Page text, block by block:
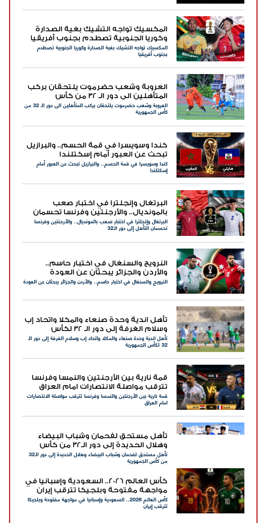
المكسيك تواجه التشيك بغية الصدارة
وكوريا الجنوبية تصطدم بجنوب أفريقيا
المكسيك تواجه التشيك بغية الصدارة وكوريا الجنوبية تصطدم
بجنوب أفريقيا
العروبة وشعب حضرموت يلتحقان بركب
المتأهلين الى دور الـ 32 من كأس
الجمهورية
العروبة وشعب حضرموت يلتحقان بركب المتأهلين الى دور الـ 32 من
كأس الجمهورية
كندا وسويسرا في قمة الحسم.. والبرازيل
تبحث عن العبور أمام إسكتلندا
كندا وسويسرا في قمة الحسم.. والبرازيل تبحث عن العبور أمام
إسكتلندا
البرتغال وإنجلترا في اختبار صعب
بالمونديال.. والأرجنتين وفرنسا تحسمان
التأهل إلى دور الـ32
البرتغال وإنجلترا في اختبار صعب بالمونديال.. والأرجنتين وفرنسا
تحسمان التأهل إلى دور الـ32
النرويج والسنغال في اختبار حاسم..
والأردن والجزائر يبحثان عن العودة
النرويج والسنغال في اختبار حاسم.. والأردن والجزائر يبحثان عن العودة
تأهل اندية وحدة صنعاء والمكلا واتحاد إب
وسلام الغرفة إلى دور الـ 32 لكأس
الجمهورية
تأهل اندية وحدة صنعاء والمكلا واتحاد إب وسلام الغرفة إلى دور الـ
32 لكأس الجمهورية
قمة نارية بين الأرجنتين والنمسا وفرنسا
تترقب مواصلة الانتصارات امام العراق
قمة نارية بين الأرجنتين والنمسا وفرنسا تترقب مواصلة الانتصارات
امام العراق
تأهل مستحق لفحمان وشباب البيضاء
وهلال الحديدة إلى دور الـ32 من كأس
الجمهورية
تأهل مستحق لفحمان وشباب البيضاء وهلال الحديدة إلى دور الـ32
من كأس الجمهورية
كأس العالم 2026.. السعودية وإسبانيا في
مواجهة مفتوحة وبلجيكا تترقب إيران
كأس العالم 2026.. السعودية وإسبانيا في مواجهة مفتوحة وبلجيكا
تترقب إيران